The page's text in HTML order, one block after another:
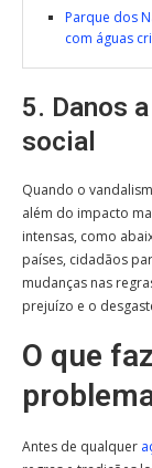
Parque dos
com águas
5. Danos
social
Quando o
além do impacto
intensas, como
países, cidadãos
mudanças nas
prejuízo e o
O que
Antes de qualquer